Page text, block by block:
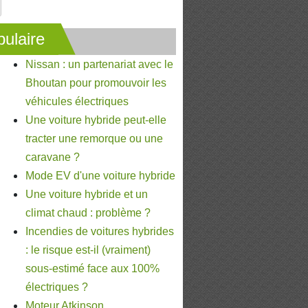
Nissan : un partenariat avec le
Bhoutan pour promouvoir les
véhicules électriques
Une voiture hybride peut-elle
tracter une remorque ou une
caravane ?
Mode EV d'une voiture hybride
Une voiture hybride et un
climat chaud : problème ?
Incendies de voitures hybrides
: le risque est-il (vraiment)
sous-estimé face aux 100%
électriques ?